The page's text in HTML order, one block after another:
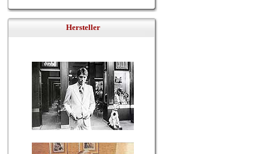
Hersteller